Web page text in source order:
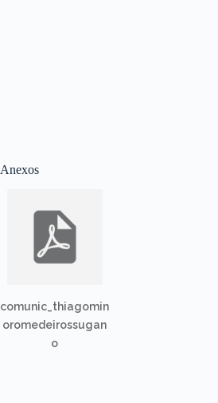
Anexos
comunic_thiagomin
oromedeirossugan
o